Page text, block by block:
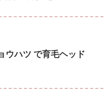
ウハツ で育毛ヘッド